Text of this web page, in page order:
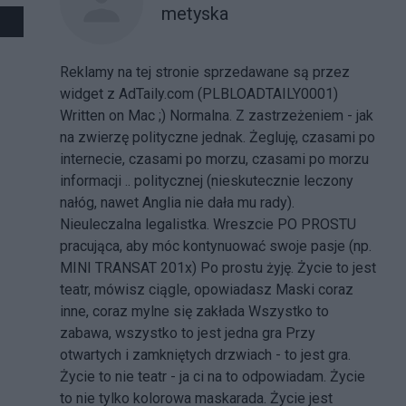
metyska
Reklamy na tej stronie sprzedawane są przez
widget z AdTaily.com (PLBLOADTAILY0001)
Written on Mac ;) Normalna. Z zastrzeżeniem - jak
na zwierzę polityczne jednak. Żegluję, czasami po
internecie, czasami po morzu, czasami po morzu
informacji .. politycznej (nieskutecznie leczony
nałóg, nawet Anglia nie dała mu rady).
Nieuleczalna legalistka. Wreszcie PO PROSTU
pracująca, aby móc kontynuować swoje pasje (np.
MINI TRANSAT 201x) Po prostu żyję. Życie to jest
teatr, mówisz ciągle, opowiadasz Maski coraz
inne, coraz mylne się zakłada Wszystko to
zabawa, wszystko to jest jedna gra Przy
otwartych i zamkniętych drzwiach - to jest gra.
Życie to nie teatr - ja ci na to odpowiadam. Życie
to nie tylko kolorowa maskarada. Życie jest